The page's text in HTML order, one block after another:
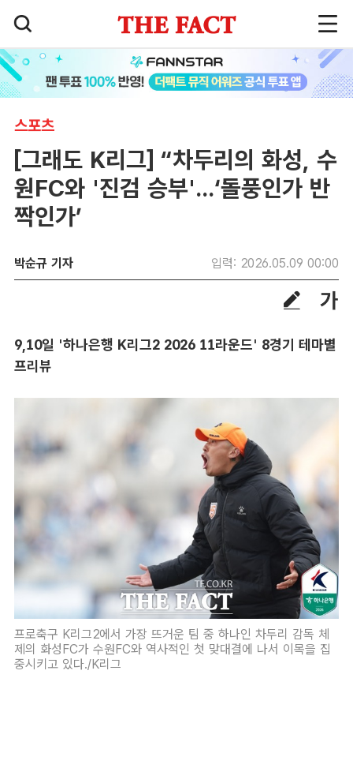
스포츠
[그래도 K리그] “차두리의 화성, 수
원FC와 '진검 승부'...‘돌풍인가 반
짝인가’
박순규 기자 입력: 2026.05.09 00:00
9,10일 '하나은행 K리그2 2026 11라운드' 8경기 테마별
프리뷰
프로축구 K리그2에서 가장 뜨거운 팀 중 하나인 차두리 감독 체
제의 화성FC가 수원FC와 역사적인 첫 맞대결에 나서 이목을 집
중시키고 있다./K리그